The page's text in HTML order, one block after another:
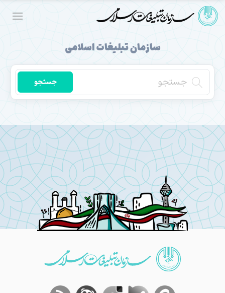
سازمان تبلیغات اسلامی
جستجو